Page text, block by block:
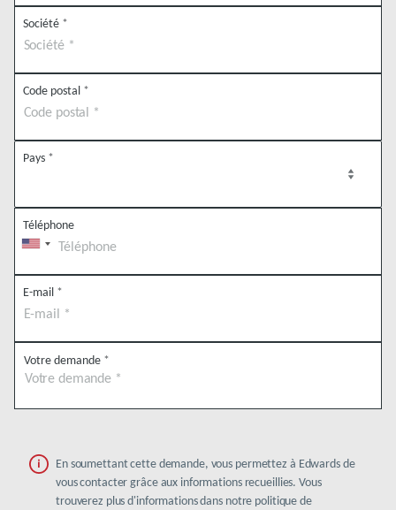
Société *
Code postal *
Pays *
Téléphone
E-mail *
Votre demande *
En soumettant cette demande, vous permettez à Edwards de
vous contacter grâce aux informations recueillies. Vous
trouverez plus d'informations dans notre politique de